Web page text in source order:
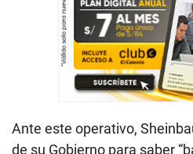
Ante este operativo,
de su Gobierno para saber